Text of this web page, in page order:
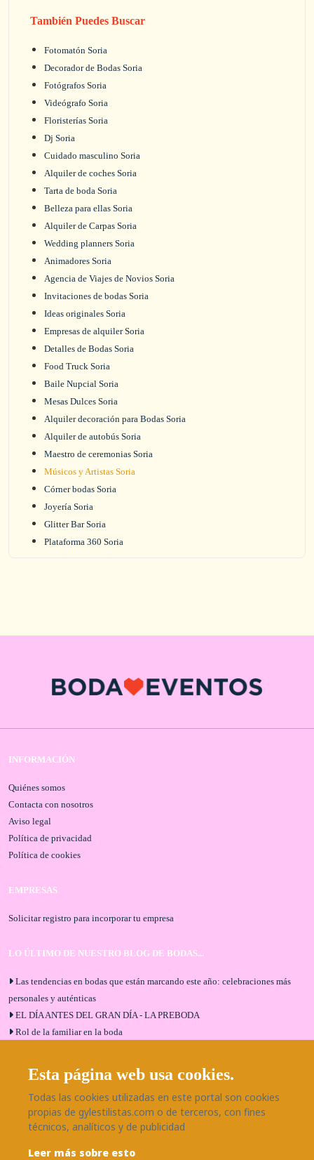
También Puedes Buscar
Fotomatón Soria
Decorador de Bodas Soria
Fotógrafos Soria
Videógrafo Soria
Floristerías Soria
Dj Soria
Cuidado masculino Soria
Alquiler de coches Soria
Tarta de boda Soria
Belleza para ellas Soria
Alquiler de Carpas Soria
Wedding planners Soria
Animadores Soria
Agencia de Viajes de Novios Soria
Invitaciones de bodas Soria
Ideas originales Soria
Empresas de alquiler Soria
Detalles de Bodas Soria
Food Truck Soria
Baile Nupcial Soria
Mesas Dulces Soria
Alquiler decoración para Bodas Soria
Alquiler de autobús Soria
Maestro de ceremonias Soria
Músicos y Artistas Soria
Córner bodas Soria
Joyería Soria
Glitter Bar Soria
Plataforma 360 Soria
INFORMACIÓN
Quiénes somos
Contacta con nosotros
Aviso legal
Política de privacidad
Política de cookies
EMPRESAS
Solicitar registro para incorporar tu empresa
LO ÚLTIMO DE NUESTRO BLOG DE BODAS...
Las tendencias en bodas que están marcando este año: celebraciones más
personales y auténticas
EL DÍA ANTES DEL GRAN DÍA - LA PREBODA
Rol de la familiar en la boda
Bodas en Alhaurín de la Torre: entrevista exclusiva con Bodaeventos
Málaga
¿Cómo será tu boda?
Blog de bodas
SÍGUENOS EN NUESTRAS REDES
Esta página web usa cookies.
Todas las cookies utilizadas en este portal son cookies
propias de gylestilistas.com o de terceros, con fines
técnicos, analíticos y de publicidad
Leer más sobre esto